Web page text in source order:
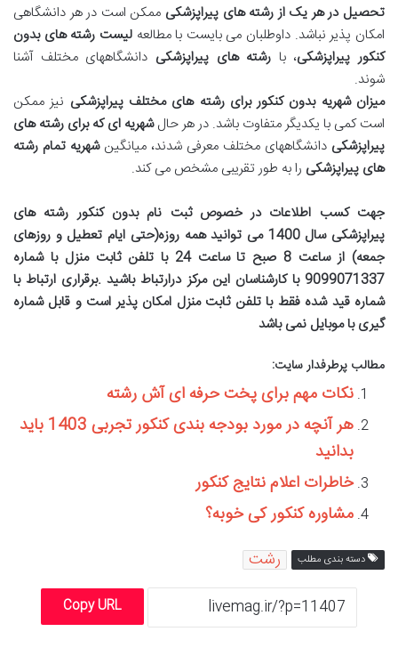
تحصیل در هر یک از رشته های پیراپزشکی ممکن است در هر دانشگاهی
امکان پذیر نباشد. داوطلبان می بایست با مطالعهلیست رشته های بدون
کنکور پیراپزشکی، با رشته های پیراپزشکی دانشگاههای مختلف آشنا
شوند.
میزان شهریه بدون کنکور برای رشته های مختلف پیراپزشکی نیز ممکن
است کمی با یکدیگر متفاوت باشد. در هر حالشهریه ای که برای رشته های
پیراپزشکی دانشگاههای مختلف معرفی شدند، میانگینشهریه تمام رشته
های پیراپزشکی را به طور تقریبی مشخص می کند.
جهت کسب اطلاعات در خصوص ثبت نام بدون کنکور رشته های
پیراپزشکی سال 1400 می توانید همه روزه(حتی ایام تعطیل و روزهای
جمعه) از ساعت 8 صبح تا ساعت 24 با تلفن ثابت منزل با شماره
9099071337 با کارشناسان این مرکز درارتباط باشید .برقراری ارتباط با
شماره قید شده فقط با تلفن ثابت منزل امکان پذیر است و قابل شماره
گیری با موبایل نمی باشد
مطالب پرطرفدار سایت:
نکات مهم برای پخت حرفه ای آش رشته
هر آنچه در مورد بودجه بندی کنکور تجربی 1403 باید
بدانید
خاطرات اعلام نتایج کنکور
مشاوره کنکور کی خوبه؟
دسته بندی مطلب رشت
Copy URL